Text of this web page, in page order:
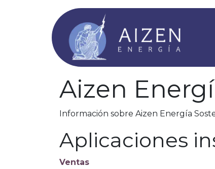
Aizen
Información sobre Aizen Energía
Aplicaciones
Ventas